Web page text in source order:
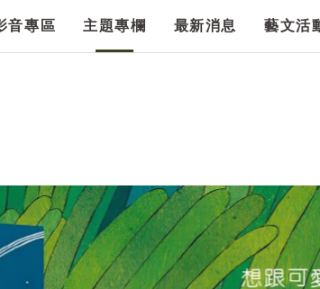
音專區 主題專欄 最新消息 藝文活